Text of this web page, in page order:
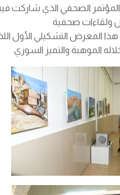
الصحفي الذي شاركت فيه
ولقاءات صحفية
الموهبة والتميز السوري